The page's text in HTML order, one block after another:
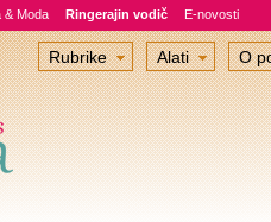
& Moda Ringerajin vodič E-novosti
Rubrike Alati O